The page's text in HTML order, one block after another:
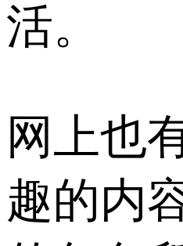
活。
网上也
趣的内